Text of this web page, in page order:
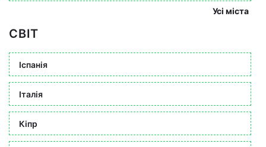
Усі міста
СВІТ
Іспанія
Італія
Кіпр